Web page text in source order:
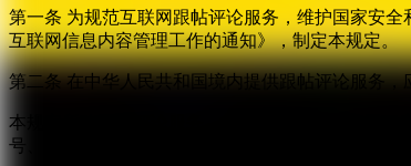
第一条 为规范互联网跟帖评论服务，维护国家安
互联网信息内容管理工作的通知》，制定本规定。
第二条 在中华人民共和国境内提供跟帖评论服务，
本规定所称跟帖评论服务，是指互联网站、应用程
号、表情、图片、音视频等信息的服务。